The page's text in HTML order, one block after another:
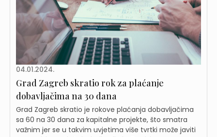
04.01.2024.
Grad Zagreb skratio rok za plaćanje
dobavljačima na 30 dana
Grad Zagreb skratio je rokove plaćanja dobavljačima
sa 60 na 30 dana za kapitalne projekte, što smatra
važnim jer se u takvim uvjetima više tvrtki može javiti